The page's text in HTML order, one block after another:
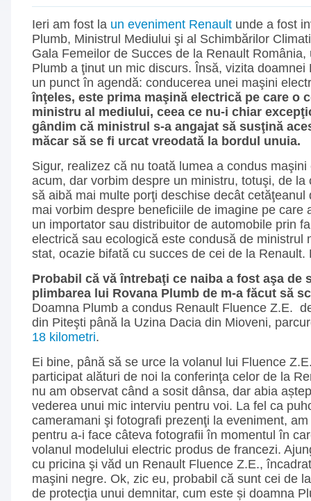
Ieri am fost la un eveniment Renault unde a fost
Plumb, Ministrul Mediului şi al Schimbărilor
Gala Femeilor de Succes de la Renault România,
Plumb a ţinut un mic discurs. Însă, vizita doamnei
un punct în agendă: conducerea unei maşini
înţeles, este prima maşină electrică pe care o
ministru al mediului, ceea ce nu-i chiar
gândim că ministrul s-a angajat să susţină
măcar să se fi urcat vreodată la bordul unuia.
Sigur, realizez că nu toată lumea a condus
acum, dar vorbim despre un ministru, totuşi, de la
să aibă mai multe porţi deschise decât cetăţeanul
mai vorbim despre beneficiile de imagine pe care
un importator sau distribuitor de automobile prin
electrică sau ecologică este condusă de ministrul
stat, ocazie bifată cu succes de cei de la Renault.
Probabil că vă întrebaţi ce naiba a fost aşa de
plimbarea lui Rovana Plumb de m-a făcut să
Doamna Plumb a condus Renault Fluence Z.E.
din Piteşti până la Uzina Dacia din Mioveni,
18 kilometri.
Ei bine, până să se urce la volanul lui Fluence
participat alături de noi la conferinţa celor de la
nu am observat când a sosit dânsa, dar abia
vederea unui mic interviu pentru voi. La fel ca
cameramani şi fotografi prezenţi la eveniment,
pentru a-i face câteva fotografii în momentul în
volanul modelului electric produs de francezi.
cu pricina şi văd un Renault Fluence Z.E.,
maşini negre. Ok, zic eu, probabil că sunt cei de
de protecţia unui demnitar, cum este și doamna